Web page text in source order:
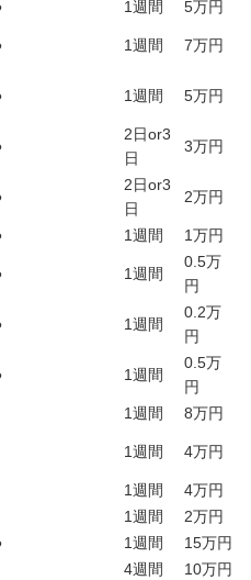
1週間
5万円
1週間 7万円
1週間 5万円
2日or3
日
3万円
2日or3
日
2万円
1週間 1万円
1週間
0.5万
円
1週間
0.2万
円
1週間
0.5万
円
1週間
8万円
1週間 4万円
1週間
4万円
1週間
2万円
1週間
15万円
4週間
10万円